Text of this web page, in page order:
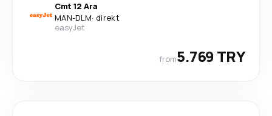
Cmt 12 Ara
MAN-DLM· direkt
easyJet
from5.769 TRY